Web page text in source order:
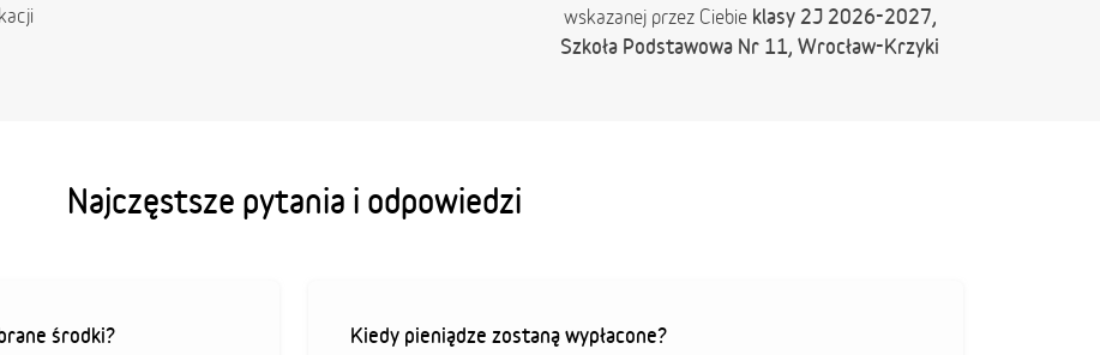
wskazanej przez Ciebie klasy 2J 2026-2027,
Szkoła Podstawowa Nr 11, Wrocław-Krzyki
Najczęstsze pytania i odpowiedzi
środki? Kiedy pieniądze zostaną wypłacone?